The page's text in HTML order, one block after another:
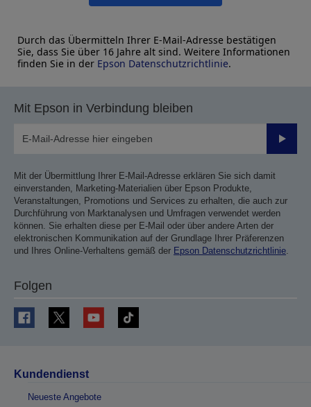
Durch das Übermitteln Ihrer E-Mail-Adresse bestätigen
Sie, dass Sie über 16 Jahre alt sind. Weitere Informationen
finden Sie in der Epson Datenschutzrichtlinie.
Mit Epson in Verbindung bleiben
Mit der Übermittlung Ihrer E-Mail-Adresse erklären Sie sich damit
einverstanden, Marketing-Materialien über Epson Produkte,
Veranstaltungen, Promotions und Services zu erhalten, die auch zur
Durchführung von Marktanalysen und Umfragen verwendet werden
können. Sie erhalten diese per E-Mail oder über andere Arten der
elektronischen Kommunikation auf der Grundlage Ihrer Präferenzen
und Ihres Online-Verhaltens gemäß der Epson Datenschutzrichtlinie.
Folgen
Kundendienst
Neueste Angebote